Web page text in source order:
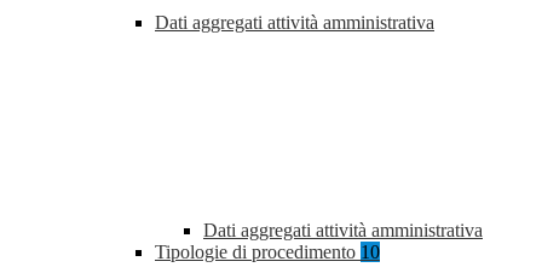
Dati aggregati attività amministrativa
Dati aggregati attività amministrativa
Tipologie di procedimento 10